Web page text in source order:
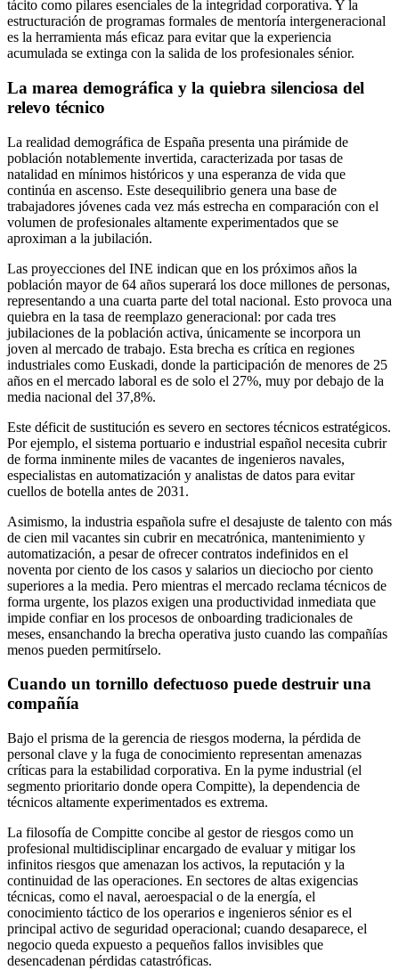
tácito como pilares esenciales de la integridad corporativa. Y la
estructuración de programas formales de mentoría intergeneracional
es la herramienta más eficaz para evitar que la experiencia
acumulada se extinga con la salida de los profesionales sénior.
La marea demográfica y la quiebra silenciosa del
relevo técnico
La realidad demográfica de España presenta una pirámide de
población notablemente invertida, caracterizada por tasas de
natalidad en mínimos históricos y una esperanza de vida que
continúa en ascenso. Este desequilibrio genera una base de
trabajadores jóvenes cada vez más estrecha en comparación con el
volumen de profesionales altamente experimentados que se
aproximan a la jubilación.
Las proyecciones del INE indican que en los próximos años la
población mayor de 64 años superará los doce millones de personas,
representando a una cuarta parte del total nacional. Esto provoca una
quiebra en la tasa de reemplazo generacional: por cada tres
jubilaciones de la población activa, únicamente se incorpora un
joven al mercado de trabajo. Esta brecha es crítica en regiones
industriales como Euskadi, donde la participación de menores de 25
años en el mercado laboral es de solo el 27%, muy por debajo de la
media nacional del 37,8%.
Este déficit de sustitución es severo en sectores técnicos estratégicos.
Por ejemplo, el sistema portuario e industrial español necesita cubrir
de forma inminente miles de vacantes de ingenieros navales,
especialistas en automatización y analistas de datos para evitar
cuellos de botella antes de 2031.
Asimismo, la industria española sufre el desajuste de talento con más
de cien mil vacantes sin cubrir en mecatrónica, mantenimiento y
automatización, a pesar de ofrecer contratos indefinidos en el
noventa por ciento de los casos y salarios un dieciocho por ciento
superiores a la media. Pero mientras el mercado reclama técnicos de
forma urgente, los plazos exigen una productividad inmediata que
impide confiar en los procesos de onboarding tradicionales de
meses, ensanchando la brecha operativa justo cuando las compañías
menos pueden permitírselo.
Cuando un tornillo defectuoso puede destruir una
compañía
Bajo el prisma de la gerencia de riesgos moderna, la pérdida de
personal clave y la fuga de conocimiento representan amenazas
críticas para la estabilidad corporativa. En la pyme industrial (el
segmento prioritario donde opera Compitte), la dependencia de
técnicos altamente experimentados es extrema.
La filosofía de Compitte concibe al gestor de riesgos como un
profesional multidisciplinar encargado de evaluar y mitigar los
infinitos riesgos que amenazan los activos, la reputación y la
continuidad de las operaciones. En sectores de altas exigencias
técnicas, como el naval, aeroespacial o de la energía, el
conocimiento táctico de los operarios e ingenieros sénior es el
principal activo de seguridad operacional; cuando desaparece, el
negocio queda expuesto a pequeños fallos invisibles que
desencadenan pérdidas catastróficas.